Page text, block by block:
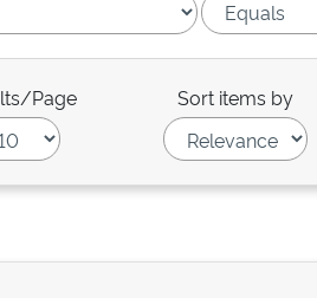
Page Sort items by